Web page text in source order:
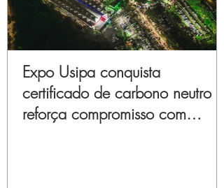
Expo Usipa conquista
certificado de carbono neutro e
reforça compromisso com